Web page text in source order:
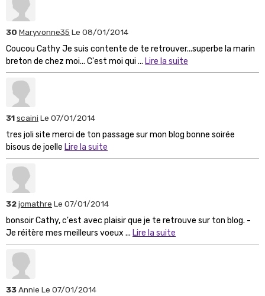
30 Maryvonne35 Le 08/01/2014
Coucou Cathy Je suis contente de te retrouver...superbe la marin
breton de chez moi... C'est moi qui ... Lire la suite
31scaini Le 07/01/2014
tres joli site merci de ton passage sur mon blog bonne soirée
bisous de joelle Lire la suite
32jomathre Le 07/01/2014
bonsoir Cathy, c'est avec plaisir que je te retrouve sur ton blog. -
Je réitère mes meilleurs voeux ... Lire la suite
33Annie Le 07/01/2014